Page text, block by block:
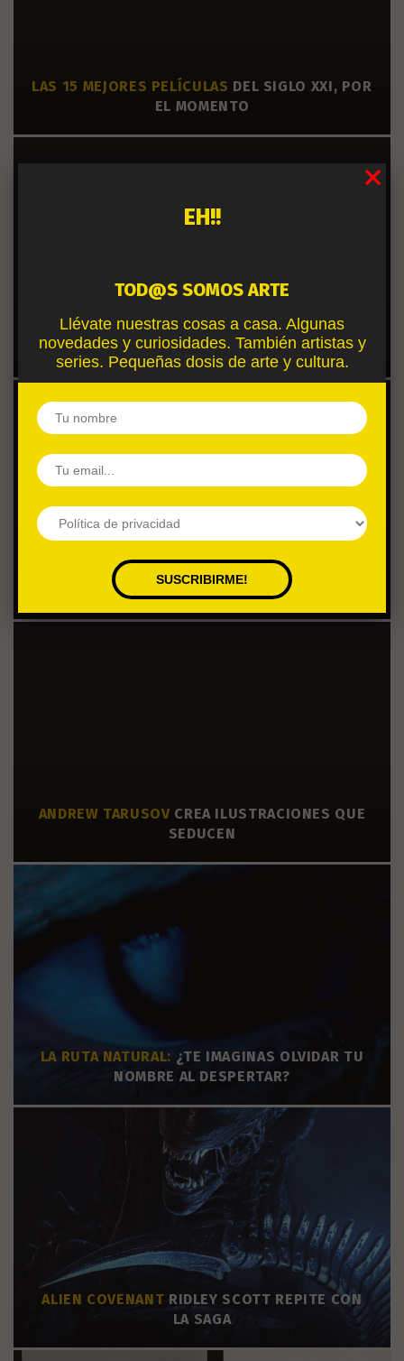
LAS 15 MEJORES PELÍCULAS DEL SIGLO XXI, POR
EL MOMENTO
FEUD: BETTE AND JOAN.LA REIVINDICACIÓN DE
CUATRO GRANDES ACTRICES
COLOSSAL
LA NUEVA PELÍCULA DE NACHO
ANDREW TARUSOV CREA ILUSTRACIONES QUE
SEDUCEN
LA RUTA NATURAL: ¿TE IMAGINAS OLVIDAR TU
NOMBRE AL DESPERTAR?
ALIEN COVENANT RIDLEY SCOTT REPITE CON
LA SAGA
EH!!
TOD@S SOMOS ARTE
Llévate nuestras cosas a casa. Algunas
novedades y curiosidades. También artistas y
series. Pequeñas dosis de arte y cultura.